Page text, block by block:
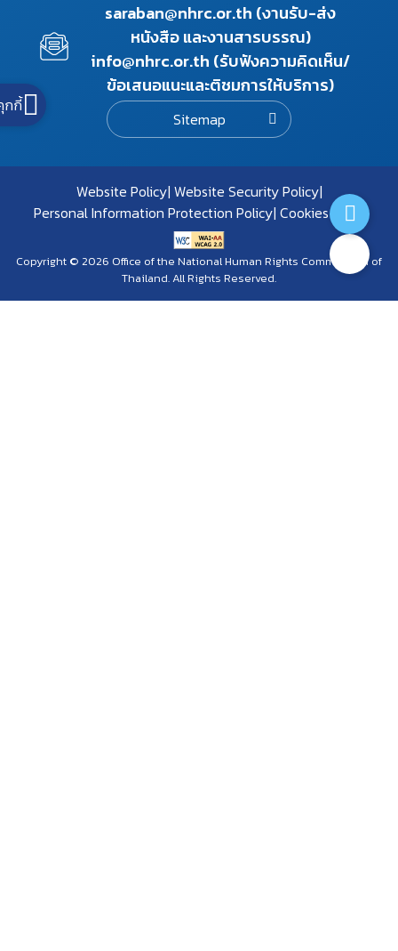
saraban@nhrc.or.th (งานรับ-ส่ง
หนังสือ และงานสารบรรณ)
info@nhrc.or.th (รับฟังความคิดเห็น/
ข้อเสนอแนะและติชมการให้บริการ)
Sitemap
Website Policy Website Security Policy
Personal Information Protection Policy Cookies Policy
Copyright © 2026 Office of the National Human Rights Commission of
Thailand. All Rights Reserved.
กกี้